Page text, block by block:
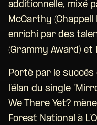
additionnelle, mixé
McCarthy (Chappell
enrichi par des
(Grammy Award) et
Porté par le succès
l’élan du single
We There Yet?
Forest National à